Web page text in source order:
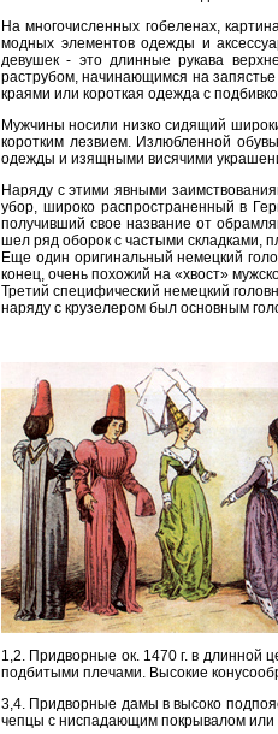
На многочисленных гобеленах,
модных элементов одежды и
девушек - это длинные рукава
раструбом, начинающимся на
краями или короткая одежда с
Мужчины носили низко сидящий
коротким лезвием. Излюбленной
одежды и изящными висячими
Наряду с этими явными
убор, широко распространенный в
получивший свое название от
шел ряд оборок с частыми складками,
Еще один оригинальный немецкий
конец, очень похожий на «хвост»
Третий специфический немецкий
наряду с крузелером был основным
1,2. Придворные ок. 1470 г. в длинной
подбитыми плечами. Высокие
3,4. Придворные дамы в высоко
чепцы с ниспадающим покрывалом или